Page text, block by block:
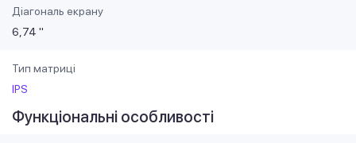
Діагональ екрану
6,74 "
Тип матриці
IPS
Функціональні особливості